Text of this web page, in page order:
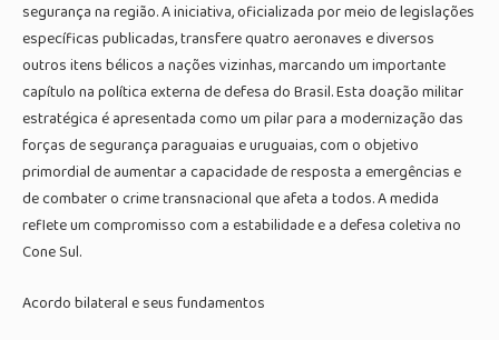
segurança na região. A iniciativa, oficializada por meio de legislações
específicas publicadas, transfere quatro aeronaves e diversos
outros itens bélicos a nações vizinhas, marcando um importante
capítulo na política externa de defesa do Brasil. Esta doação militar
estratégica é apresentada como um pilar para a modernização das
forças de segurança paraguaias e uruguaias, com o objetivo
primordial de aumentar a capacidade de resposta a emergências e
de combater o crime transnacional que afeta a todos. A medida
reflete um compromisso com a estabilidade e a defesa coletiva no
Cone Sul.
Acordo bilateral e seus fundamentos